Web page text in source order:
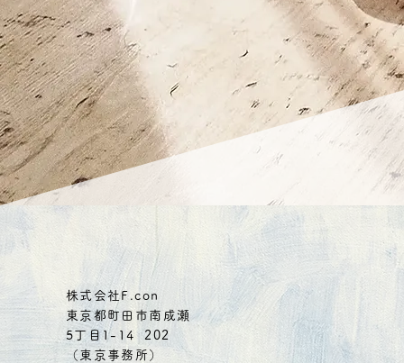
注文
株式会社F.con
東京都町田市南成瀬
5丁目1-14 202
（東京事務所）